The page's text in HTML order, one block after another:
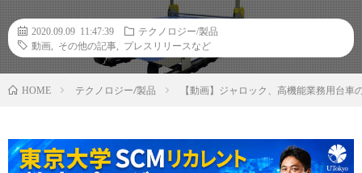
2020.09.09 11:47:39
テクノロジー/製品
動画
その他の記事 プレスリリースなど
HOME テクノロジー/製品 【動画】ジャロック、高機能業務用台車